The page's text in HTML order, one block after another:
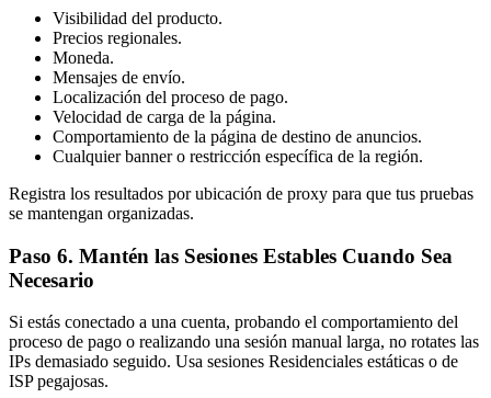
Visibilidad del producto.
Precios regionales.
Moneda.
Mensajes de envío.
Localización del proceso de pago.
Velocidad de carga de la página.
Comportamiento de la página de destino de anuncios.
Cualquier banner o restricción específica de la región.
Registra los resultados por ubicación de proxy para que tus pruebas
se mantengan organizadas.
Paso 6. Mantén las Sesiones Estables Cuando Sea
Necesario
Si estás conectado a una cuenta, probando el comportamiento del
proceso de pago o realizando una sesión manual larga, no rotates las
IPs demasiado seguido. Usa sesiones Residenciales estáticas o de
ISP pegajosas.